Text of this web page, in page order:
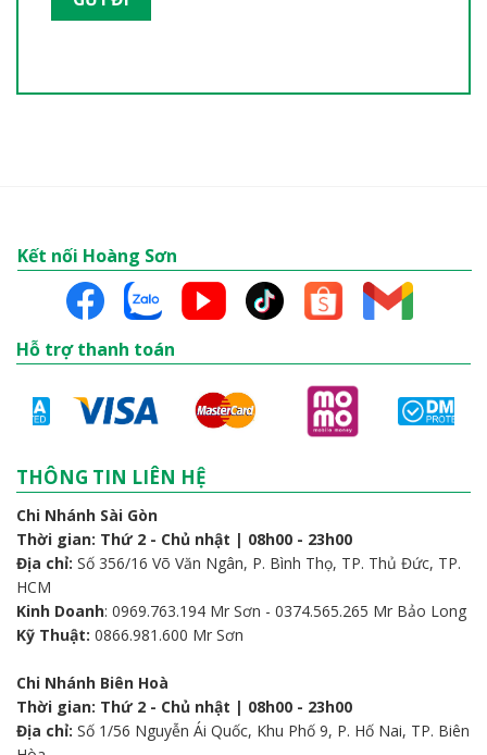
Kết nối Hoàng Sơn
Hỗ trợ thanh toán
THÔNG TIN LIÊN HỆ
Chi Nhánh Sài Gòn
Thời gian: Thứ 2 - Chủ nhật | 08h00 - 23h00
Địa chỉ: Số 356/16 Võ Văn Ngân, P. Bình Thọ, TP. Thủ Đức, TP.
HCM
Kinh Doanh: 0969.763.194 Mr Sơn - 0374.565.265 Mr Bảo Long
Kỹ Thuật: 0866.981.600 Mr Sơn
Chi Nhánh Biên Hoà
Thời gian: Thứ 2 - Chủ nhật | 08h00 - 23h00
Địa chỉ: Số 1/56 Nguyễn Ái Quốc, Khu Phố 9, P. Hố Nai, TP. Biên